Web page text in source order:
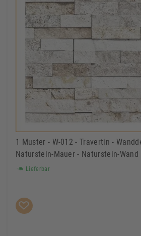
1 Muster - W-012 - Travertin -
Naturstein-Mauer - Naturstein-Wand
Lieferbar